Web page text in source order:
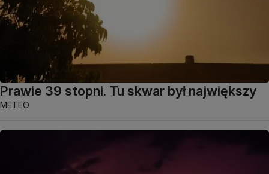
Prawie 39 stopni. Tu skwar był największy
METEO